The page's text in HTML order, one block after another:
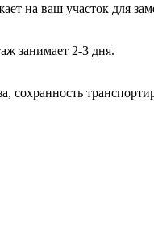
на ваш участок для
занимает 2-3 дня.
сохранность